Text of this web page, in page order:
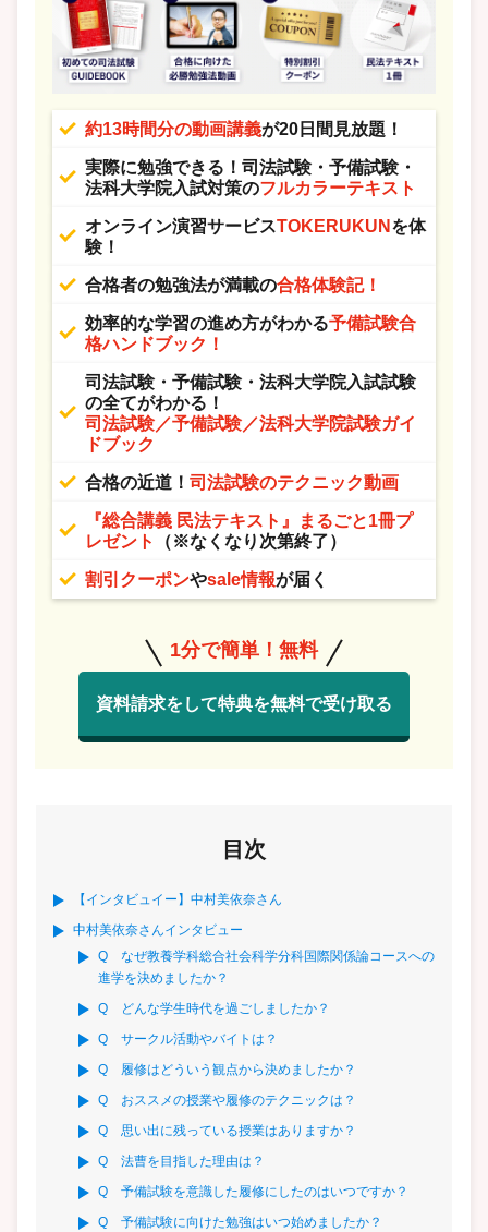
約13時間分の動画講義が20日間見放題！
実際に勉強できる！司法試験・予備試験・
法科大学院入試対策のフルカラーテキスト
オンライン演習サービスTOKERUKUN を体
験！
合格者の勉強法が満載の合格体験記！
効率的な学習の進め方がわかる予備試験合
格ハンドブック！
司法試験・予備試験・法科大学院入試試験
の全てがわかる！
司法試験／予備試験／法科大学院試験ガイ
ドブック
合格の近道！ 司法試験のテクニック動画
『総合講義 民法テキスト』まるごと1冊プ
レゼント
（※なくなり次第終了）
割引クーポンやsale情報が届く
1分で簡単！無料
資料請求をして特典を無料で受け取る
目次
【インタビュイー】中村美依奈さん
中村美依奈さんインタビュー
Q なぜ教養学科総合社会科学分科国際関係論コースへの
進学を決めましたか？
Q どんな学生時代を過ごしましたか？
Q サークル活動やバイトは？
Q 履修はどういう観点から決めましたか？
Q おススメの授業や履修のテクニックは？
Q 思い出に残っている授業はありますか？
Q 法曹を目指した理由は？
Q 予備試験を意識した履修にしたのはいつですか？
Q 予備試験に向けた勉強はいつ始めましたか？